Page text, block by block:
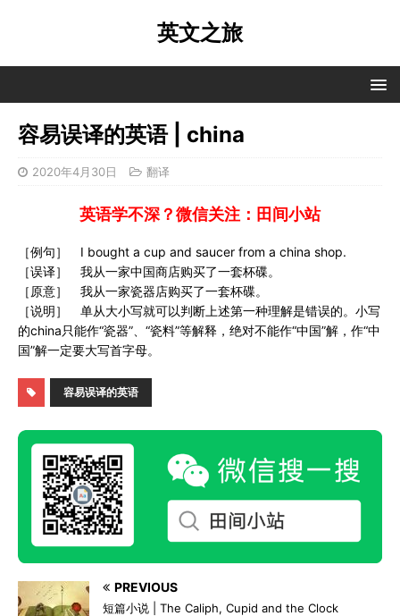
英文之旅
容易误译的英语 | china
2020年4月30日 翻译
英语学不深？微信关注：田间小站
［例句］ I bought a cup and saucer from a china shop.
［误译］ 我从一家中国商店购买了一套杯碟。
［原意］ 我从一家瓷器店购买了一套杯碟。
［说明］ 单从大小写就可以判断上述第一种理解是错误的。小写
的china只能作“瓷器”、“瓷料”等解释，绝对不能作“中国”解，作“中
国”解一定要大写首字母。
容易误译的英语
PREVIOUS
短篇小说 | The Caliph, Cupid and the Clock